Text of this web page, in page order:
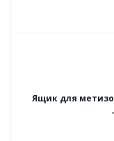
Ящик для